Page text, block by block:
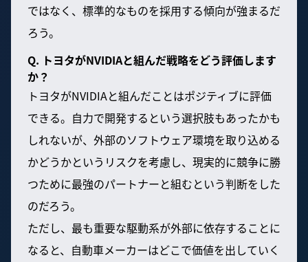
ではなく、標準的なものを採用する傾向が強まるだ
ろう。
Q. トヨタがNVIDIAと組んだ戦略をどう評価します
か？
トヨタがNVIDIAと組んだことはポジティブに評価
できる。自力で開発するという選択肢もあったかも
しれないが、外部のソフトウェア環境を取り込める
かどうかというリスクを考慮し、現実的に競争に勝
つために最強のパートナーと組むという判断をした
のだろう。
ただし、最も重要な駆動系が外部に依存することに
なると、自動車メーカーはどこで価値を出していく